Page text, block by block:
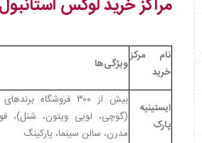
مراکز خرید لوکس استانبول
نام مرکز
خرید
ویژگی‌ها
ایستینیه
پارک
بیش از ۳۰۰ فروشگاه
(گوچی، لویی ویتون، شنل)،
مدرن، سالن سینما، پارکینگ